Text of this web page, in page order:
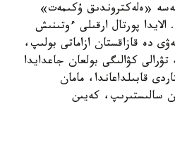
«ەلەكتروندىق ۇكىمەت»
الايدا پورتال ارقىلى ءوتىنىش
دە قازاقستان ازاماتى بولىپ،
كۋالىگى بولعان جاعدايدا
قابىلداعاندا، مامان
سالىستىرىپ، كەيىن